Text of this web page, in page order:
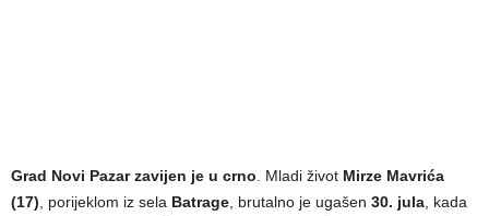
Grad Novi Pazar zavijen je u crno . Mladi život Mirze Mavrića
(17) , porijeklom iz sela Batrage , brutalno je ugašen 30. jula , kada